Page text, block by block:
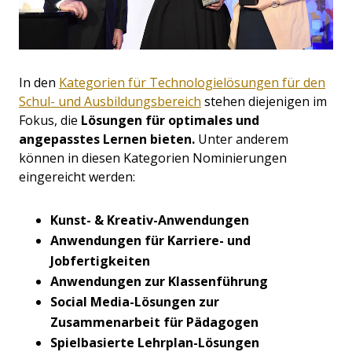
In den Kategorien für Technologielösungen für den
Schul- und Ausbildungsbereich stehen diejenigen im
Fokus, die Lösungen für optimales und
angepasstes Lernen bieten. Unter anderem
können in diesen Kategorien Nominierungen
eingereicht werden:
Kunst- & Kreativ-Anwendungen
Anwendungen für Karriere- und
Jobfertigkeiten
Anwendungen zur Klassenführung
Social Media-Lösungen zur
Zusammenarbeit für Pädagogen
Spielbasierte Lehrplan-Lösungen